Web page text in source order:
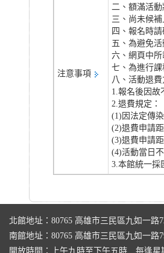
注意事項
二、額滿活
三、尚未候
四、報名時
五、為避免
六、網頁中
七、為進行
八、活動退費
1.報名後因故
2.退費規定：
(1)因法定傳
(2)退費申請
(3)退費申請
(4)活動當日
3.本館統一採
北館地址：80765 高雄市三民區九如一路
南館地址：80765 高雄市三民區九如一路
開放時間：上午九時至下午五時 每逢星